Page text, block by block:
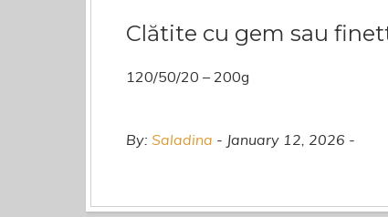
Clătite cu gem sau
120/50/20 – 200g
By: Saladina January 12, 2026